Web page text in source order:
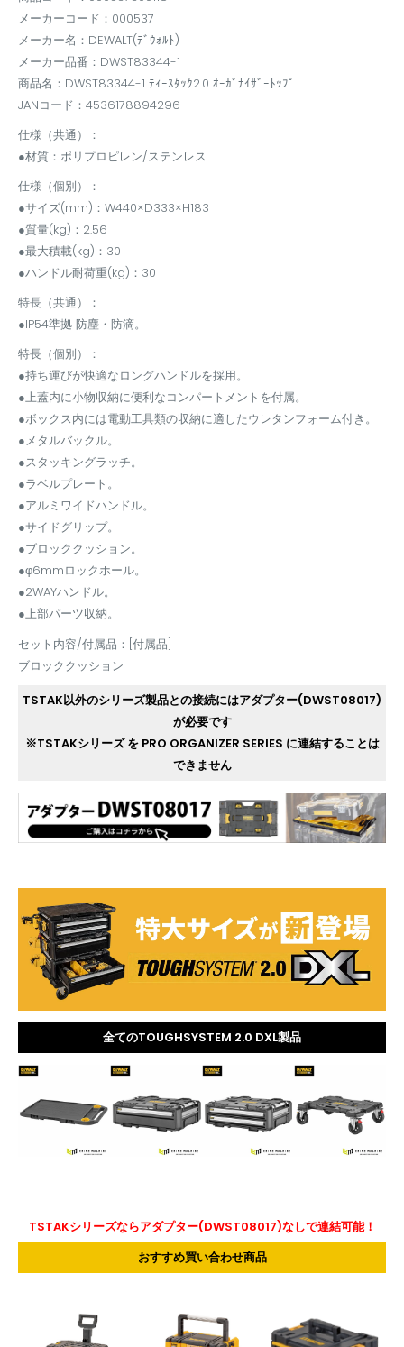
メーカーコード：000537
メーカー名：DEWALT(ﾃﾞｳｫﾙﾄ)
メーカー品番：DWST83344-1
商品名：DWST83344-1 ﾃｨｰｽﾀｯｸ2.0 ｵｰｶﾞﾅｲｻﾞｰﾄｯﾌﾟ
JANコード：4536178894296
仕様（共通）：
●材質：ポリプロピレン/ステンレス
仕様（個別）：
●サイズ(mm)：W440×D333×H183
●質量(kg)：2.56
●最大積載(kg)：30
●ハンドル耐荷重(kg)：30
特長（共通）：
●IP54準拠 防塵・防滴。
特長（個別）：
●持ち運びが快適なロングハンドルを採用。
●上蓋内に小物収納に便利なコンパートメントを付属。
●ボックス内には電動工具類の収納に適したウレタンフォーム付き。
●メタルバックル。
●スタッキングラッチ。
●ラベルプレート。
●アルミワイドハンドル。
●サイドグリップ。
●ブロッククッション。
●φ6mmロックホール。
●2WAYハンドル。
●上部パーツ収納。
セット内容/付属品：[付属品]
ブロッククッション
TSTAK以外のシリーズ製品との接続にはアダプター(DWST08017)
が必要です
※TSTAKシリーズ を PRO ORGANIZER SERIES に連結することは
できません
全てのTOUGHSYSTEM 2.0 DXL製品
TSTAKシリーズならアダプター(DWST08017)なしで連結可能！
おすすめ買い合わせ商品